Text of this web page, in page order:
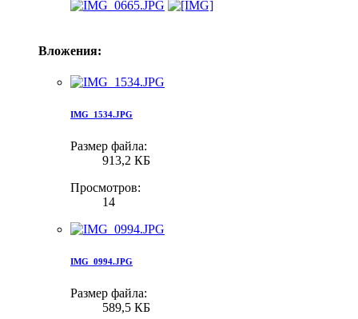
Вложения:
IMG_1534.JPG
Размер файла:
913,2 КБ
Просмотров:
14
IMG_0994.JPG
Размер файла:
589,5 КБ